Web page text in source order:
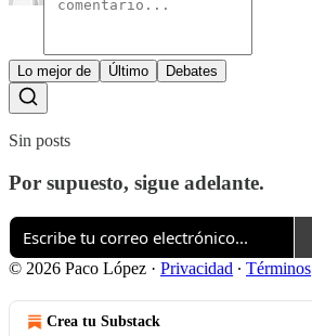
Lo mejor de Último Debates
Sin posts
Por supuesto, sigue adelante.
© 2026 Paco López · Privacidad ∙ Términos
Crea tu Substack